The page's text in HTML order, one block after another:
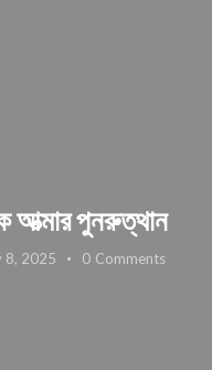
আত্মার পুনরুত্থান
8, 2025 0 Comments